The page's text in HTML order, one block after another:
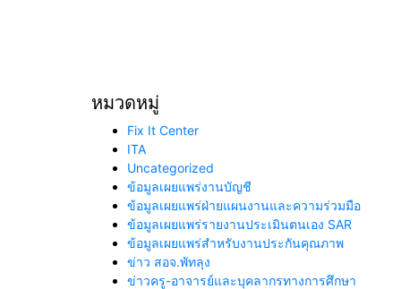
หมวดหมู่
Fix It Center
ITA
Uncategorized
ข้อมูลเผยแพร่งานบัญชี
ข้อมูลเผยแพร่ฝ่ายแผนงานและความร่วมมือ
ข้อมูลเผยแพร่รายงานประเมินตนเอง SAR
ข้อมูลเผยแพร่สำหรับงานประกันคุณภาพ
ข่าว สอจ.พัทลุง
ข่าวครู-อาจารย์และบุคลากรทางการศึกษา